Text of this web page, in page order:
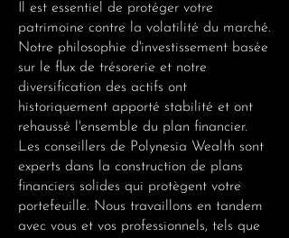
Il est essentiel de protéger votre
patrimoine contre la volatilité du marché.
Notre philosophie d'investissement basée
sur le flux de trésorerie et notre
diversification des actifs ont
historiquement apporté stabilité et ont
rehaussé l'ensemble du plan financier.
Les conseillers de Polynesia Wealth sont
experts dans la construction de plans
financiers solides qui protègent votre
portefeuille. Nous travaillons en tandem
avec vous et vos professionnels, tels que